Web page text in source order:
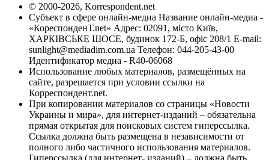
© 2000-2026, Korrespondent.net
Субъект в сфере онлайн-медиа Название онлайн-медиа -
«КореспонденТ.net» Адрес: 02091, місто Київ,
ХАРКІВСЬКЕ ШОСЕ, будинок 172-Б, офіс 208/1 E-mail:
sunlight@mediadim.com.ua Телефон: 044-205-43-00
Идентификатор медиа - R40-06068
Использование любых материалов, размещённых на
сайте, разрешается при условии ссылки на
Корреспондент.net.
При копировании материалов со страницы «Новости
Украины и мира», для интернет-изданий – обязательна
прямая открытая для поисковых систем гиперссылка.
Ссылка должна быть размещена в независимости от
полного либо частичного использования материалов.
Гиперссылка (для интернет- изданий) – должна быть